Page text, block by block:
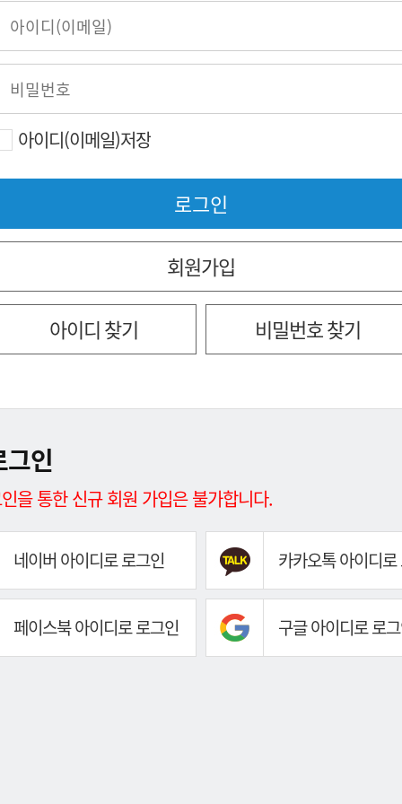
아이디(이메일)저장
회원가입
아이디 찾기 비밀번호 찾기
인
을 통한 신규 회원 가입은 불가합니다.
네이버 아이디로 로그인 카카오톡 아이디로
페이스북 아이디로 로그인 구글 아이디로 로